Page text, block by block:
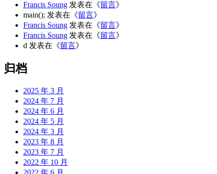
Francis Soung 发表在《留言》
main(); 发表在《留言》
Francis Soung 发表在《留言》
Francis Soung 发表在《留言》
d 发表在《留言》
归档
2025 年 3 月
2024 年 7 月
2024 年 6 月
2024 年 5 月
2024 年 3 月
2023 年 8 月
2023 年 7 月
2022 年 10 月
2022 年 6 月